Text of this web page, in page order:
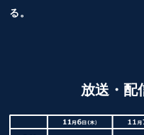
る。
放送・配